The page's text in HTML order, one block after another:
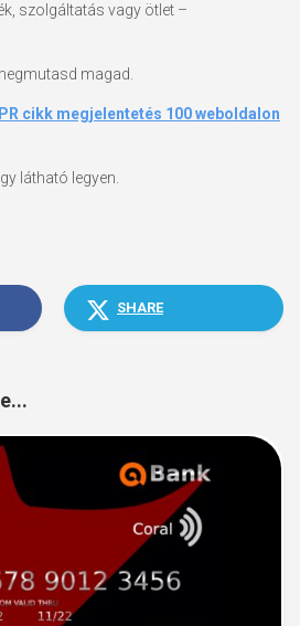
szolgáltatás vagy ötlet –
magad.
cikk megjelentetés 100 weboldalon
látható legyen.
SHARE